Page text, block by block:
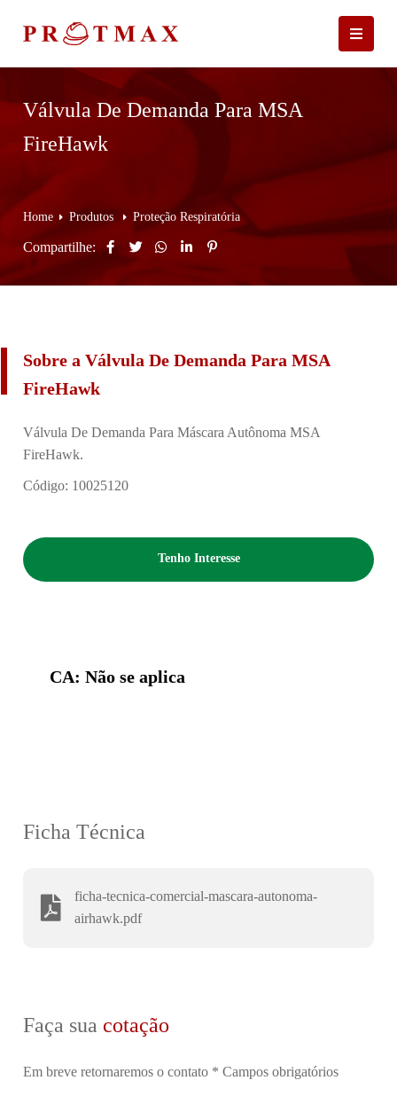
Válvula De Demanda Para MSA
FireHawk
Home Produtos Proteção Respiratória
Compartilhe:
Sobre a Válvula De Demanda Para MSA
FireHawk
Válvula De Demanda Para Máscara Autônoma MSA
FireHawk.
Código: 10025120
Tenho Interesse
CA: Não se aplica
Ficha Técnica
ficha-tecnica-comercial-mascara-autonoma-
airhawk.pdf
Faça sua cotação
Em breve retornaremos o contato * Campos obrigatórios